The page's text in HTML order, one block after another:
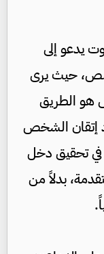
يدعو إلى
حيث يرى
الطريق
إتقان الشخص
تحقيق دخل
بدلاً من